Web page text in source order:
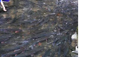
ngăn nhôm kính cửa lùa
nhất 2026 – Chất lượng cực